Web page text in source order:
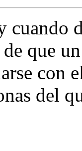
cuando
que
con
del